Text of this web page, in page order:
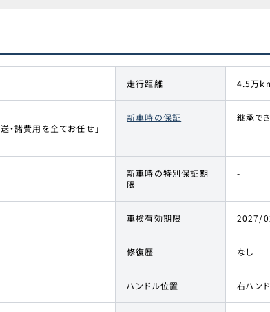
走行距離 4.5万
・諸費用を全てお任せ」
新車時の保証 継承で
新車時の特別保証期
限
-
車検有効期限 2027/
修復歴 なし
ハンドル位置 右ハン